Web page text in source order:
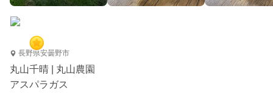
長野県安曇野市
丸山千晴 | 丸山農園
アスパラガス